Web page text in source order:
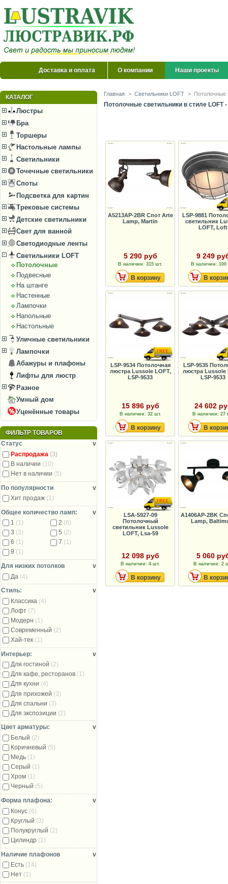
Доставка и оплата О компании Наши проекты
КАТАЛОГ
Люстры
Бра
Торшеры
Настольные лампы
Светильники
Точечные светильники
Споты
Подсветка для картин
Трековые системы
Детские светильники
Свет для ванной
Светодиодные ленты
Светильники LOFT
Потолочные
Подвесные
На штанге
Настенные
Лампочки
Напольные
Настольные
Уличные светильники
Лампочки
Абажуры и плафоны
Лифты для люстр
Разное
Умный дом
Уценённые товары
ФИЛЬТР ТОВАРОВ
Статус
v
Распродажа (3)
В наличии (10)
Нет в наличии (5)
По популярности
v
Хит продаж (1)
Общее количество ламп:
v
1 (1) 2 (6)
3 (3) 5 (2)
6 (1) 7 (1)
9 (1)
Для низких потолков
v
Да (4)
Стиль:
v
Классика (4)
Лофт (7)
Модерн (1)
Современный (2)
Хай-тек (1)
Интерьер:
v
Для гостиной (2)
Для кафе, ресторанов (1)
Для кухни (4)
Для прихожей (3)
Для спальни (3)
Для экспозиции (2)
Цвет арматуры:
v
Белый (2)
Коричневый (5)
Медь (1)
Серый (1)
Хром (1)
Черный (5)
Форма плафона:
v
Конус (6)
Круглый (3)
Полукруглый (2)
Цилиндр (1)
Наличие плафонов
v
Есть (14)
Нет (1)
Главная > Светильники LOFT > Потолочные
Потолочные светильники в стиле LOFT
A5213AP-2BR Спот Arte
Lamp, Martin
5 290 руб
В наличии: 315 шт.
В корзину
LSP-9881
светильник
LOFT, Loft
9 249
В наличии: 100
В
LSP-9534 Потолочная
люстра Lussole LOFT,
LSP-9533
15 896 руб
В наличии: 32 шт.
В корзину
LSP-9535
люстра Lussole
LSP-9533
24 602
В наличии: 27
В
LSA-5927-09
Потолочный
светильник Lussole
LOFT, Lsa-59
12 098 руб
В наличии: 4 шт.
В корзину
A1406AP-2BK
Lamp,
5 060
В наличии: 2
В